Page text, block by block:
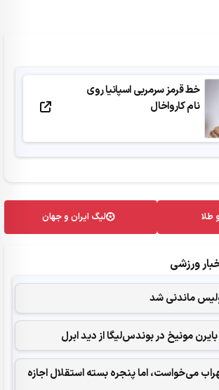
خط قرمز سرمربی اسپانیا روی
نام کارواخال
طلا لیگ ایران و جهان
ورزشی
ماندنی شد
مونیخ در بوندس‌لیگا از دید ابرل
می‌خواست، اما پنجره بسته استقلال اجازه